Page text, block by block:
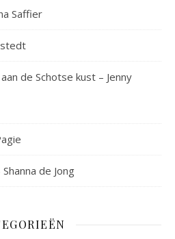
Saffier
de Schotse kust – Jenny
de Jong